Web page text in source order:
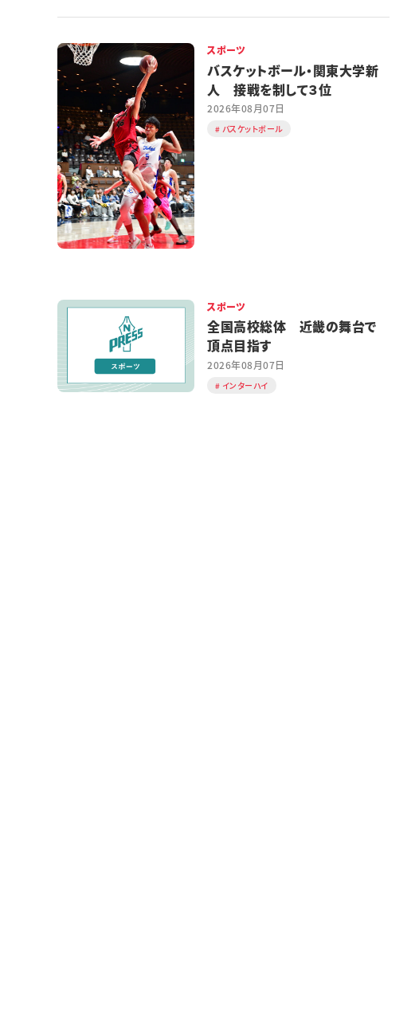
スポーツ
バスケットボール・関東大学新
人 接戦を制して３位
2026年08月07日
バスケットボール
スポーツ
全国高校総体 近畿の舞台で
頂点目指す
2026年08月07日
インターハイ